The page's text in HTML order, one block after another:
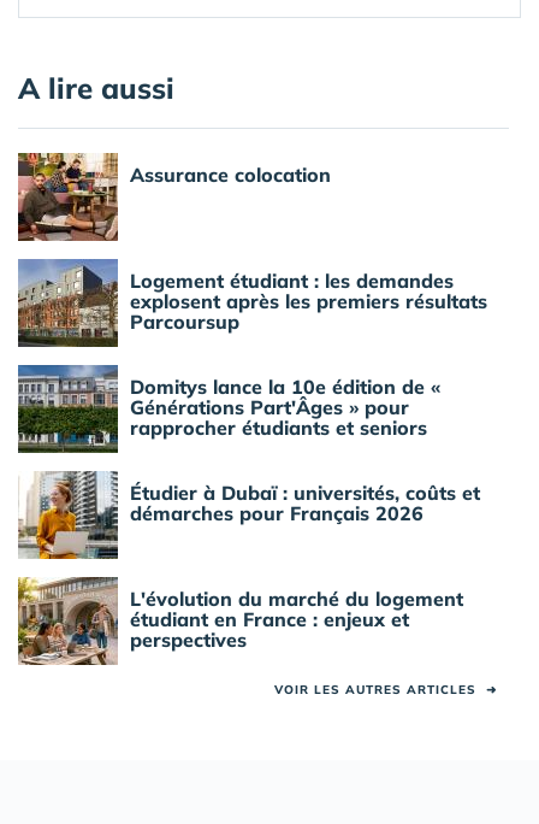
A lire aussi
Assurance colocation
Logement étudiant : les demandes
explosent après les premiers résultats
Parcoursup
Domitys lance la 10e édition de «
Générations Part'Âges » pour
rapprocher étudiants et seniors
Étudier à Dubaï : universités, coûts et
démarches pour Français 2026
L'évolution du marché du logement
étudiant en France : enjeux et
perspectives
VOIR LES AUTRES ARTICLES ➜